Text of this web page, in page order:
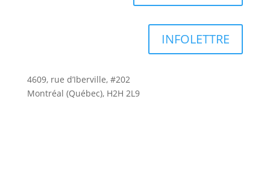
INFOLETTRE
4609, rue d’Iberville, #202
Montréal (Québec), H2H 2L9